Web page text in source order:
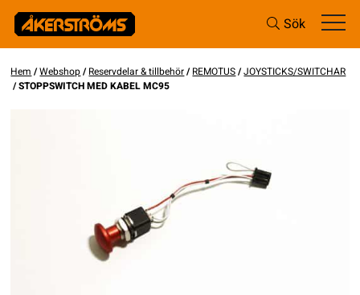
Sök
Hem /Webshop/Reservdelar & tillbehör/REMOTUS/JOYSTICKS/SWITCHAR
/ STOPPSWITCH MED KABEL MC95